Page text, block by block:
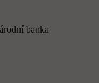
banka